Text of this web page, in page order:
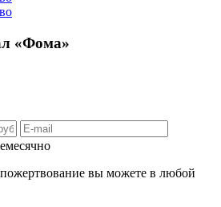
«Фома»
вы можете в любой